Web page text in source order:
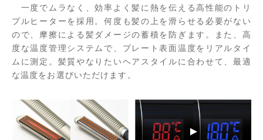
一度でムラなく、効率よく髪に熱を伝える高性能のトリ
プルヒーターを採用。何度も髪の上を滑らせる必要がない
ので、摩擦による髪ダメージの蓄積を防ぎます。また、高
度な温度管理システムで、プレート表面温度をリアルタイ
ムに測定。髪質やなりたいヘアスタイルに合わせて、最適
な温度をお選びいただけます。